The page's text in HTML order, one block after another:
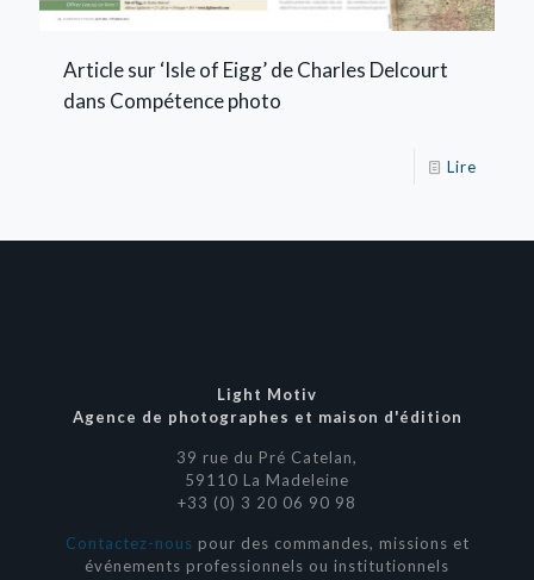
Article sur ‘Isle of Eigg’ de Charles Delcourt
dans Compétence photo
Lire
Light Motiv
Agence de photographes et maison d'édition
39 rue du Pré Catelan,
59110 La Madeleine
+33 (0) 3 20 06 90 98
Contactez-nous pour des commandes, missions et
événements professionnels ou institutionnels